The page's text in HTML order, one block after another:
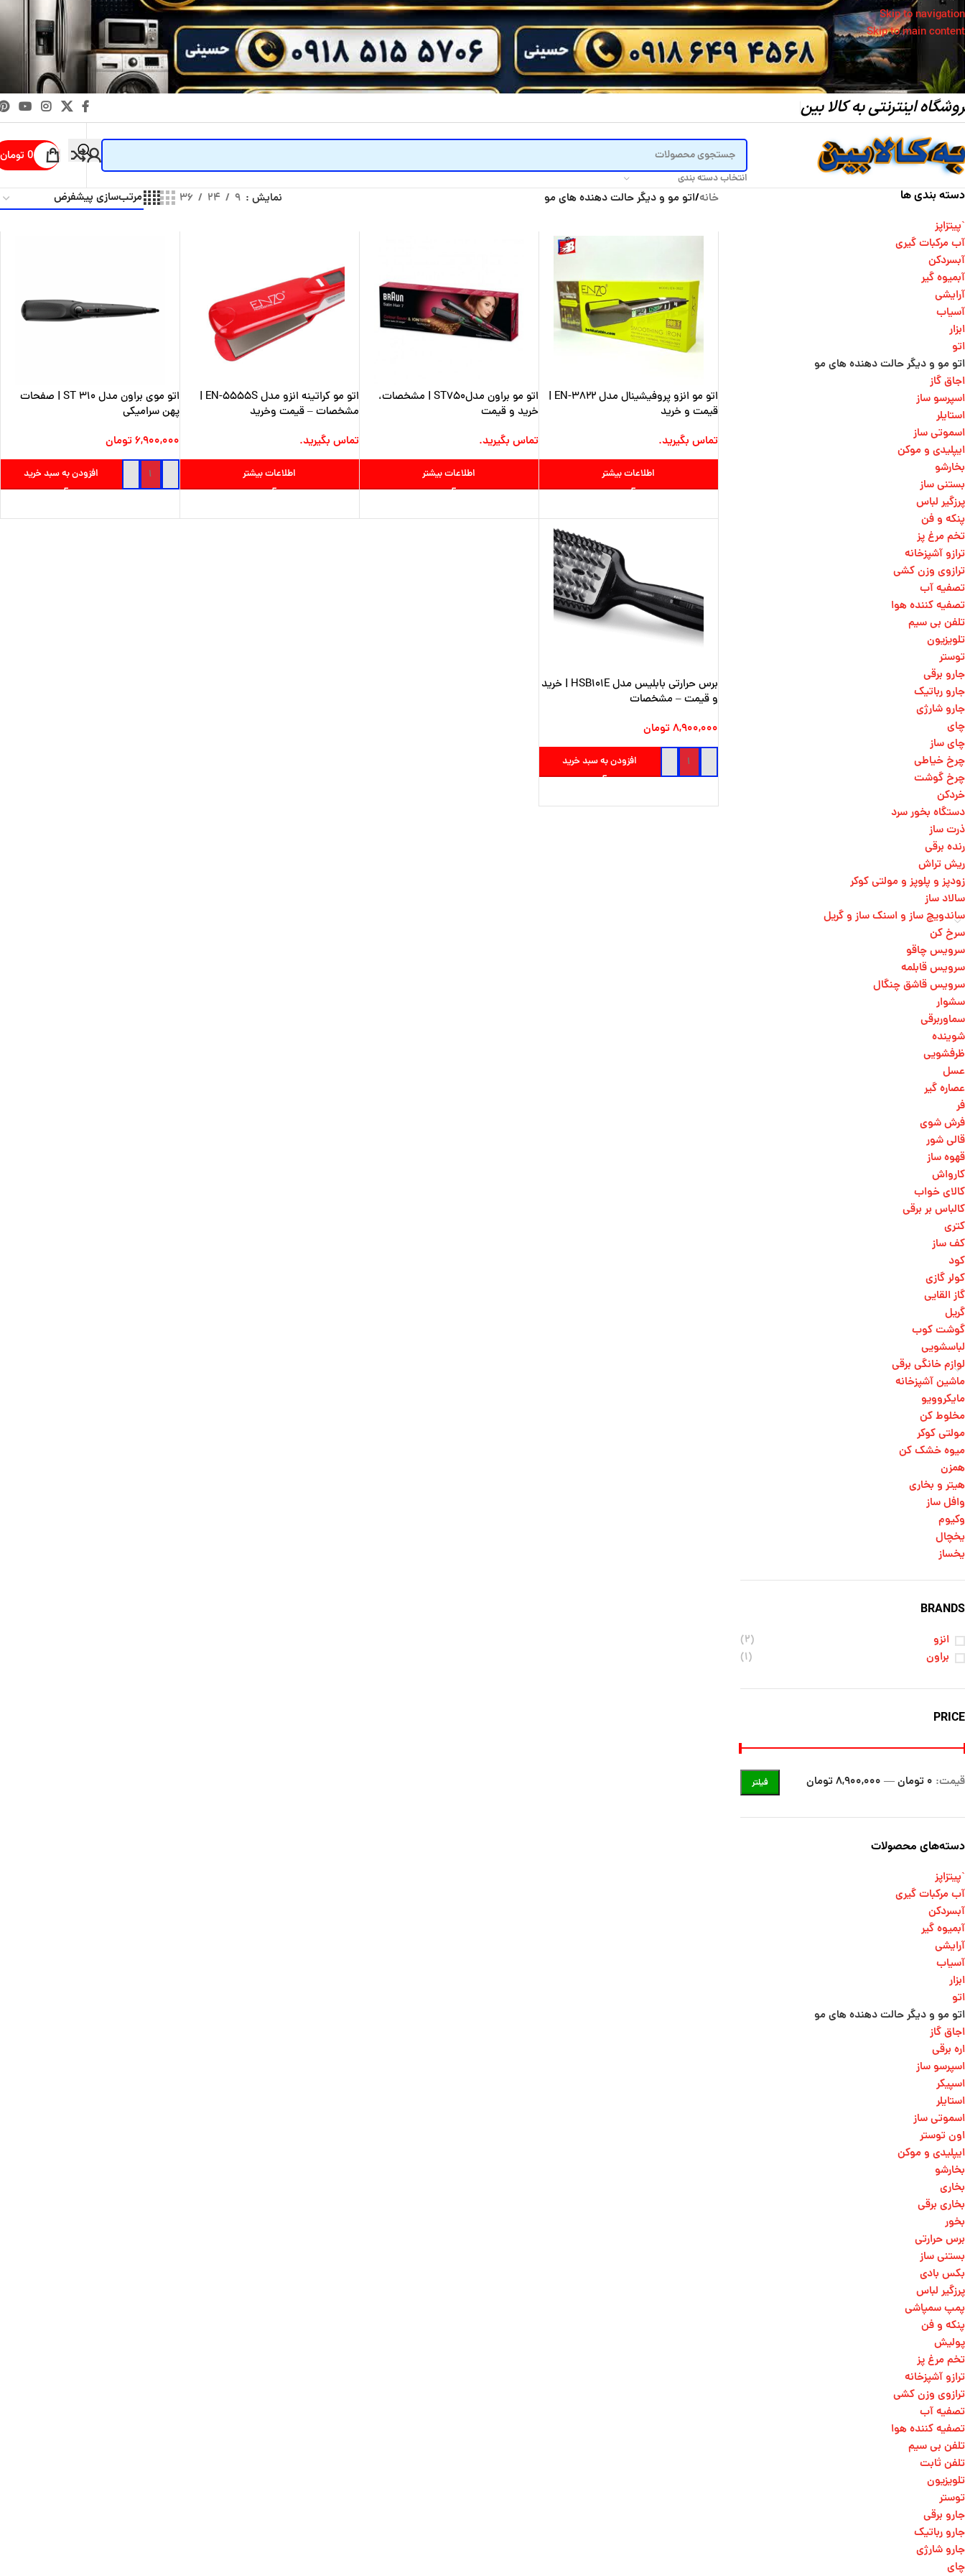
Skip to navigation
Skip to main content
اینترنتی به کالا بین
انتخاب دسته بندی
0 تومان
دسته بندی ها
`پیتزاپز
آب مرکبات گیری
آبسردکن
آبمیوه گیر
آرایشی
آسیاب
ابزار
اتو
اتو مو و دیگر حالت دهنده های مو​
اجاق گاز
اسپرسو ساز
استایلر
اسموتی ساز
ایپلیدی و موکن
بخارشو
بستنی ساز
پرزگیر لباس
پنکه و فن
تخم مرغ پز
ترازو آشپزخانه
ترازوی وزن کشی​
تصفیه آب
تصفیه کننده هوا
تلفن بی سیم
تلویزیون
توستر
جارو برقی
جارو رباتیک
جارو شارژی
چای
چای ساز
چرخ خیاطی
چرخ گوشت
خردکن
دستگاه بخور سرد
ذرت ساز
رنده برقی
ریش تراش
زودپز و پلوپز و مولتی کوکر
سالاد ساز
ساندویچ ساز و اسنک ساز و گریل
سرخ کن
سرویس چاقو
سرویس قابلمه
سرویس قاشق چنگال
سشوار
سماوربرقی
شوینده
ظرفشویی
عسل
عصاره گیر
فر
فرش شوی
قالی شور
قهوه ساز
کارواش
کالای خواب
کالباس بر برقی
کتری
کف ساز
کود
کولر گازی
گاز القایی
گریل
گوشت کوب
لباسشویی
لوازم خانگی برقی
ماشین آشپزخانه
مایکروویو
مخلوط کن
مولتی کوکر
میوه خشک کن
همزن
هیتر و بخاری
وافل ساز
وکیوم
یخچال
یخساز
BRANDS
انزو
(۲)
براون
(۱)
PRICE
فیلتر قیمت: 0 تومان — 8,900,000 تومان
دسته‌های محصولات
`پیتزاپز
آب مرکبات گیری
آبسردکن
آبمیوه گیر
آرایشی
آسیاب
ابزار
اتو
اتو مو و دیگر حالت دهنده های مو​
اجاق گاز
اره برقی
اسپرسو ساز
اسپیکر
استایلر
اسموتی ساز
اون توستر
ایپلیدی و موکن
بخارشو
بخاری
بخاری برقی
بخور
برس حرارتی
بستنی ساز
بکس بادی
پرزگیر لباس
پمپ سمپاشی
پنکه و فن
پولیش
تخم مرغ پز
ترازو آشپزخانه
ترازوی وزن کشی​
تصفیه آب
تصفیه کننده هوا
تلفن بی سیم
تلفن ثابت
تلویزیون
توستر
جارو برقی
جارو رباتیک
جارو شارژی
چای
خانه/اتو مو و دیگر حالت دهنده های مو​ نمایش ۹ ۲۴ ۳۶
اتو مو انزو پروفیشینال مدل EN-3822 |
قیمت و خرید
تماس بگیرید.
اطلاعات بیشتر
اتو مو براون مدلST750 | مشخصات،
خرید و قیمت
تماس بگیرید.
اطلاعات بیشتر
اتو مو کراتینه انزو مدل EN-5555S |
مشخصات – قیمت وخرید
تماس بگیرید.
اطلاعات بیشتر
اتو موی براون مدل ST 310 | صفحات
پهن سرامیکی
۶,۹۰۰,۰۰۰تومان
افزودن به سبد خرید
برس حرارتی بابلیس مدل HSB101E | خرید
و قیمت – مشخصات
۸,۹۰۰,۰۰۰تومان
افزودن به سبد خرید